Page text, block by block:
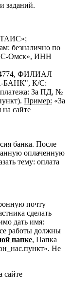
заданий.
безналично по
Омск», ИНН
ФИЛИАЛ
К/С:
платежа: За ПД, №
Пример: «За
сайте
банка. После
оплаченную
тему: оплата
почту
сделать
дать имя:
работы должны
папке, Папка
Не
сайте